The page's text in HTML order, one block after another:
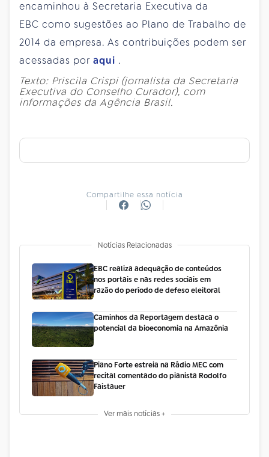
encaminhou à Secretaria Executiva da
EBC como sugestões ao Plano de Trabalho de
2014 da empresa. As contribuições podem ser
acessadas por aqui .
Texto: Priscila Crispi (jornalista da Secretaria
Executiva do Conselho Curador), com
informações da Agência Brasil.
Compartilhe essa notícia
Notícias Relacionadas
EBC realiza adequação de conteúdos
nos portais e nas redes sociais em
razão do período de defeso eleitoral
Caminhos da Reportagem destaca o
potencial da bioeconomia na Amazônia
Piano Forte estreia na Rádio MEC com
recital comentado do pianista Rodolfo
Faistauer
Ver mais notícias +